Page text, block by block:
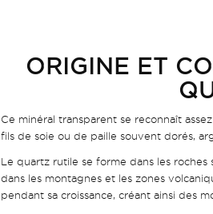
ORIGINE ET
Ce minéral transparent se reconnaît
fils de soie ou de paille souvent dorés,
Le quartz rutile se forme dans les
dans les montagnes et les zones
pendant sa croissance, créant ainsi des